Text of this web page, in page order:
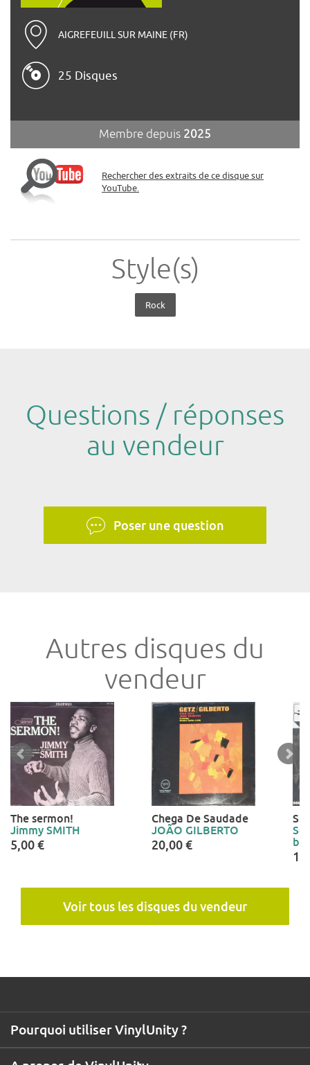
AIGREFEUILL SUR MAINE (FR)
25 Disques
Membre depuis 2025
Rechercher des extraits de ce disque sur
YouTube.
Style(s)
Rock
Questions / réponses
au vendeur
Poser une question
Autres disques du
vendeur
The sermon!
Jimmy SMITH
5,00 €
Chega De Saudade
JOÃO GILBERTO
20,00 €
Voir tous les disques du vendeur
Pourquoi utiliser VinylUnity ?